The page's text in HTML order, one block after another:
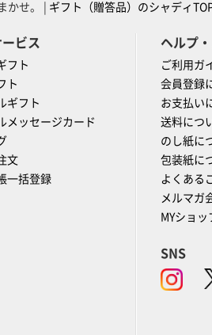
かせ。 | ギフト（贈答品）のシャディ
ビス
フト
ト
ギフト
メッセージカード
文
一括登録
ヘルプ
ご利用ガ
会員登録
お支払い
送料につ
のし紙に
包装紙に
よくある
メルマガ
MYショ
SNS